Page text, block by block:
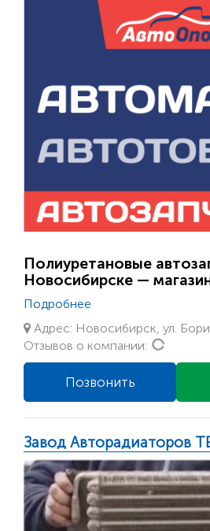
Полиуретановые
Новосибирске —
Подробнее
Адрес: Новосибирск, ул.
Отзывов о компании:
Позвонить
Завод Авторадиаторов